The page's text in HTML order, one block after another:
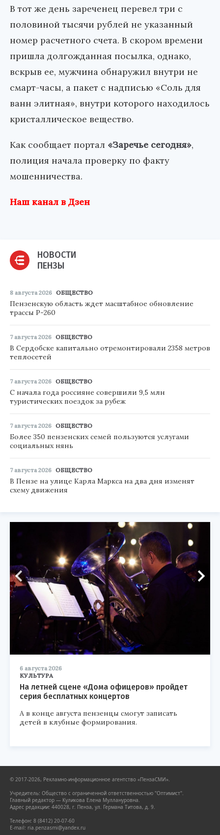
В тот же день зареченец перевел три с
половиной тысячи рублей не указанный
номер расчетного счета. В скором времени
пришла долгожданная посылка, однако,
вскрыв ее, мужчина обнаружил внутри не
смарт-часы, а пакет с надписью «Соль для
ванн элитная», внутри которого находилось
кристаллическое вещество.
Как сообщает портал «Заречье сегодня»,
полиция начала проверку по факту
мошенничества.
Наш канал в Дзен
НОВОСТИ
ПЕНЗЫ
8 августа 2026 ОБЩЕСТВО
Пензенскую область ждет масштабное обновление
трассы Р-260
7 августа 2026 ОБЩЕСТВО
В Сердобске капитально отремонтировали 2358 метров
теплосетей
7 августа 2026 ОБЩЕСТВО
С начала года россияне совершили 9,5 млн
туристических поездок за рубеж
7 августа 2026 ОБЩЕСТВО
Более 350 пензенских семей пользуются услугами
социальных нянь
7 августа 2026 ОБЩЕСТВО
В Пензе на улице Карла Маркса на два дня изменят
схему движения
6 августа 2026
КУЛЬТУРА
На летней сцене «Дома офицеров» пройдет
серия бесплатных концертов
А в конце августа пензенцы смогут записать
детей в клубные формирования.
© 2017-2026, Рекламно-информационное агентство «ПензаСМИ».
Учредитель: Общество с ограниченной ответственностью "Оптимист".
Главный редактор — Куликова Елена Муллануровна.
Адрес редакции: 440028, г. Пенза, ул. Германа Титова, д. 9.
Телефон: 8 (8412) 20-07-60
E-mail: ria.penzasmi@yandex.ru